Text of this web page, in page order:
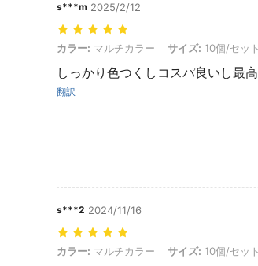
s***m 2025/2/12
カラー: マルチカラー, サイズ: 10個/セット
カラー: マルチカラー サイズ: 10個/セット
しっかり色つくしコスパ良いし最高
翻訳
s***2 2024/11/16
カラー: マルチカラー, サイズ: 10個/セット
カラー: マルチカラー サイズ: 10個/セット